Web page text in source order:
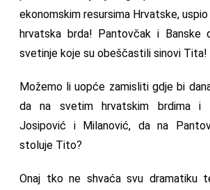
ekonomskim resursima Hrvatske,
hrvatska brda! Pantovčak i Banske
svetinje koje su obeščastili sinovi Tita!
Možemo li uopće zamisliti gdje bi
da na svetim hrvatskim brdima i
Josipović i Milanović, da na
stoluje Tito?
Onaj tko ne shvaća svu dramatiku